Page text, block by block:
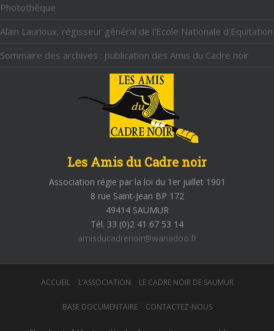
Photothèque
Alain Laurioux, régisseur général de l’Ecole Nationale d’Equitation
Sommaire des archives : publication des Amis du Cadre noir
Les Amis du Cadre noir
Association régie par la loi du 1er juillet 1901
8 rue Saint-Jean BP 172
49414 SAUMUR
Tél. 33 (0)2 41 67 53 14
amisducadrenoir@wanadoo.fr
ACCUEIL L’ASSOCIATION LE CADRE NOIR DE SAUMUR
BASE DOCUMENTAIRE CONTACTEZ-NOUS